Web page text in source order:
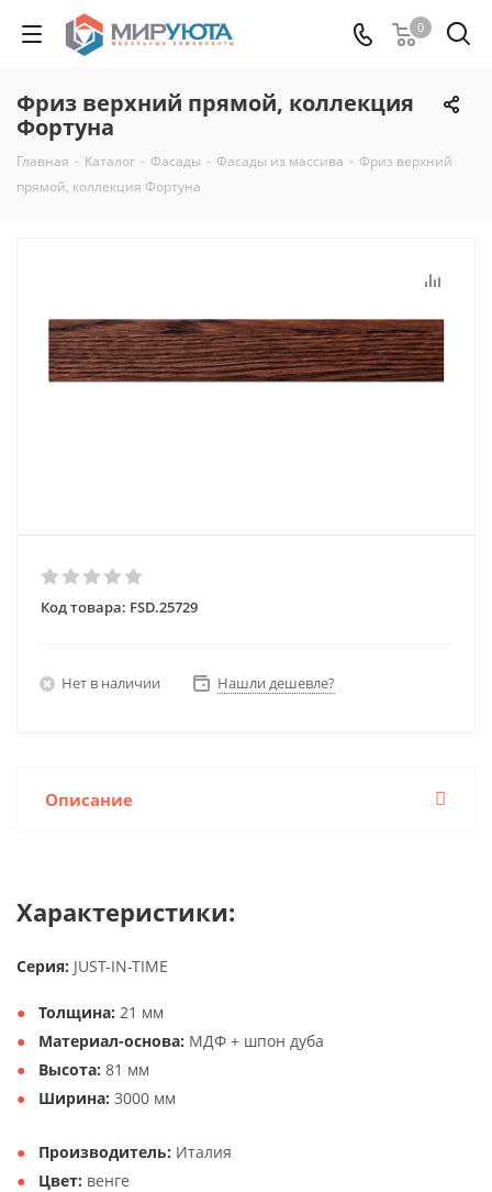
0
Фриз верхний прямой, коллекция
Фортуна
Главная - Каталог - Фасады - Фасады из массива - Фриз верхний
прямой, коллекция Фортуна
Код товара: FSD.25729
Нет в наличии Нашли дешевле?
Описание
Характеристики:
Серия: JUST-IN-TIME
Толщина: 21 мм
Материал-основа: МДФ + шпон дуба
Высота: 81 мм
Ширина: 3000 мм
Производитель: Италия
Цвет: венге